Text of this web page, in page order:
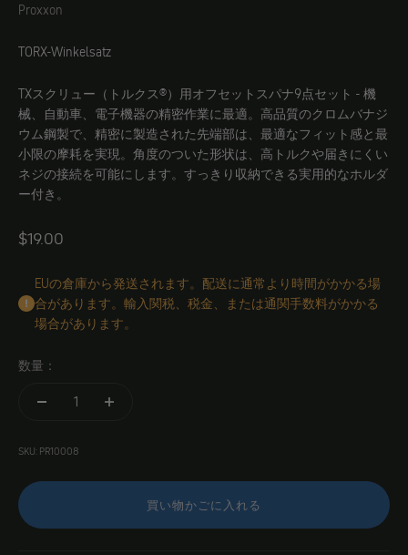
Proxxon
Proxxon
TORX-Winkelsatz
TXスクリュー（トルクス®）用オフセットスパナ9点セット - 機
械、自動車、電子機器の精密作業に最適。高品質のクロムバナジ
ウム鋼製で、精密に製造された先端部は、最適なフィット感と最
小限の摩耗を実現。角度のついた形状は、高トルクや届きにくい
ネジの接続を可能にします。すっきり収納できる実用的なホルダ
ー付き。
Angebot
$19.00
EUの倉庫から発送されます。配送に通常より時間がかかる場
合があります。輸入関税、税金、または通関手数料がかかる
場合があります。
数量：
SKU: PR10008
買い物かごに入れる